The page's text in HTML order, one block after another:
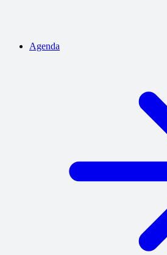
Agenda